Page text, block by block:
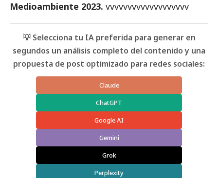
Medioambiente 2023. vvvvvvvvvvvvvvvvvvv
💡 Selecciona tu IA preferida para generar en
segundos un análisis completo del contenido y una
propuesta de post optimizado para redes sociales:
Claude
ChatGPT
Google AI
Gemini
Grok
Perplexity